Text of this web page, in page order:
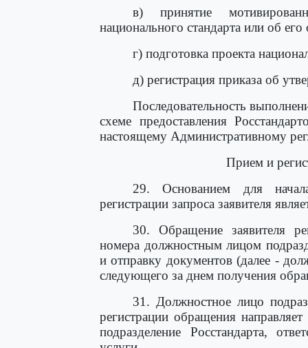
в) принятие
национального стандарта или об
г) подготовка проекта
д) регистрация приказа об
Последовательность
схеме предоставления
настоящему Административному
Прием и
29. Основанием для
регистрации запроса заявителя
30. Обращение заявителя
номера должностным лицом
и отправку документов (далее -
следующего за днем получения
31. Должностное лицо
регистрации обращения
подразделение Росстандарта,